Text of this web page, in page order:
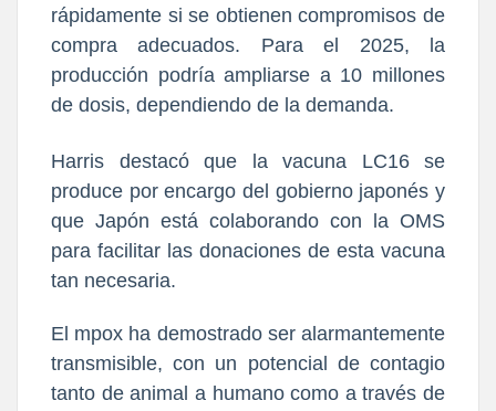
rápidamente si se obtienen compromisos de
compra adecuados. Para el 2025, la
producción podría ampliarse a 10 millones
de dosis, dependiendo de la demanda.
Harris destacó que la vacuna LC16 se
produce por encargo del gobierno japonés y
que Japón está colaborando con la OMS
para facilitar las donaciones de esta vacuna
tan necesaria.
El mpox ha demostrado ser alarmantemente
transmisible, con un potencial de contagio
tanto de animal a humano como a través de